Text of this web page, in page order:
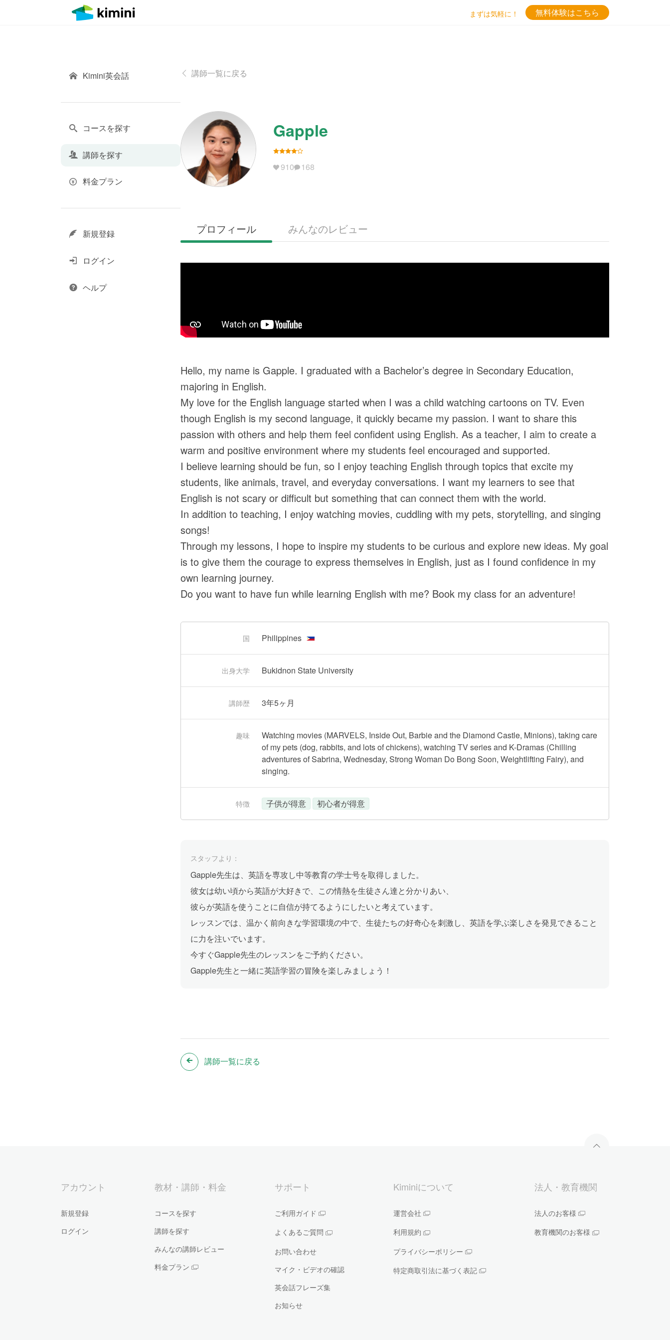
まずは気軽に！ 無料体験はこちら
講師一覧に戻る
Gapple
910 168
プロフィール みんなのレビュー
Hello, my name is Gapple. I graduated with a Bachelor’s degree in Secondary Education,
majoring in English.
My love for the English language started when I was a child watching cartoons on TV. Even
though English is my second language, it quickly became my passion. I want to share this
passion with others and help them feel confident using English. As a teacher, I aim to create a
warm and positive environment where my students feel encouraged and supported.
I believe learning should be fun, so I enjoy teaching English through topics that excite my
students, like animals, travel, and everyday conversations. I want my learners to see that
English is not scary or difficult but something that can connect them with the world.
In addition to teaching, I enjoy watching movies, cuddling with my pets, storytelling, and singing
songs!
Through my lessons, I hope to inspire my students to be curious and explore new ideas. My goal
is to give them the courage to express themselves in English, just as I found confidence in my
own learning journey.
Do you want to have fun while learning English with me? Book my class for an adventure!
国 Philippines
出身大学 Bukidnon State University
講師歴 3年5ヶ月
趣味
Watching movies (MARVELS, Inside Out, Barbie and the Diamond Castle, Minions), taking care
of my pets (dog, rabbits, and lots of chickens), watching TV series and K-Dramas (Chilling
adventures of Sabrina, Wednesday, Strong Woman Do Bong Soon, Weightlifting Fairy), and
singing.
特徴 子供が得意 初心者が得意
スタッフより：
Gapple先生は、英語を専攻し中等教育の学士号を取得しました。
彼女は幼い頃から英語が大好きで、この情熱を生徒さん達と分かりあい、
彼らが英語を使うことに自信が持てるようにしたいと考えています。
レッスンでは、温かく前向きな学習環境の中で、生徒たちの好奇心を刺激し、英語を学ぶ楽しさを発見できること
に力を注いでいます。
今すぐGapple先生のレッスンをご予約ください。
Gapple先生と一緒に英語学習の冒険を楽しみましょう！
講師一覧に戻る
Kimini英会話
コースを探す
講師を探す
料金プラン
新規登録
ログイン
ヘルプ
アカウント
新規登録
ログイン
教材・講師・料金
コースを探す
講師を探す
みんなの講師レビュー
料金プラン
サポート
ご利用ガイド
よくあるご質問
お問い合わせ
マイク・ビデオの確認
英会話フレーズ集
お知らせ
Kiminiについて
運営会社
利用規約
プライバシーポリシー
特定商取引法に基づく表記
法人・教育機関
法人のお客様
教育機関のお客様